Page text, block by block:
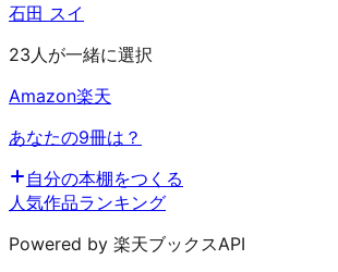
石田 スイ
23人が一緒に選択
Amazon楽天
あなたの9冊は？
自分の本棚をつくる
人気作品ランキング
Powered by 楽天ブックスAPI